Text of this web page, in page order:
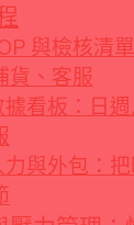
與檢核清
貨、客服
據看板：日
力與外包：